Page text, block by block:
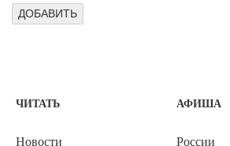
ЧИТАТЬ
Новости
АФИША
России